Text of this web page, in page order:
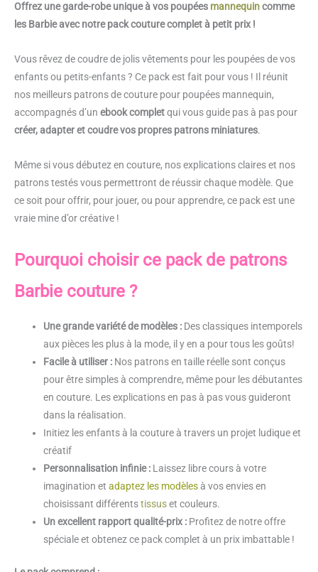
de
couture
les
poupées
mannequin
Offrez une garde-robe unique à vos poupées mannequincomme
les Barbie avec notre pack couture complet à petit prix !
Vous rêvez de coudre de jolis vêtements pour les poupées de vos
enfants ou petits-enfants ? Ce pack est fait pour vous ! Il réunit
nos meilleurs patrons de couture pour poupées mannequin,
accompagnés d’un ebook completqui vous guide pas à pas pour
créer, adapter et coudre vos propres patrons miniatures.
Même si vous débutez en couture, nos explications claires et nos
patrons testés vous permettront de réussir chaque modèle. Que
ce soit pour offrir, pour jouer, ou pour apprendre, ce pack est une
vraie mine d’or créative !
Pourquoi choisir ce pack de patrons
Barbie couture ?
Une grande variété de modèles : Des classiques intemporels
aux pièces les plus à la mode, il y en a pour tous les goûts!
Facile à utiliser : Nos patrons en taille réelle sont conçus
pour être simples à comprendre, même pour les débutantes
en couture. Les explications en pas à pas vous guideront
dans la réalisation.
Initiez les enfants à la couture à travers un projet ludique et
créatif
Personnalisation infinie : Laissez libre cours à votre
imagination etadaptez les modèlesà vos envies en
choisissant différentstissuset couleurs.
Un excellent rapport qualité-prix : Profitez de notre offre
spéciale et obtenez ce pack complet à un prix imbattable !